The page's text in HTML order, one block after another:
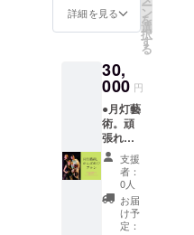
ます。
photo
@ayato
28
福岡県
内で場
願いい
たしま
す) ※リ
ターン
有効期
限：
2023年
1月1
日〜
2023年
7月1日
までの
のお稽
古場 (も
確保を
お願い
いたし
ます) ※
出張の
場合は
交通費
別途、
直方の
お稽古
場まで
の交通
美紀か
セージ
♡ポス
トカー
ド＆
シール
セッ
ト】 ●
オリジ
ナル
アート
ポスト
カード
（A4サ
イズ）
フレー
アート
はカラ
フルor
和モダ
ンかを
お選び
くださ
い。 ※
中島美
紀の直
筆サイ
ン入
詳細を見る ー
ン
を
選
択
す
る
30,
000 円
●月灯藝
術。頑
張れプ
ラン♡
ただた
だ月灯
藝術。
を応援
したい
支援
者：
0人
お届
け予
定：